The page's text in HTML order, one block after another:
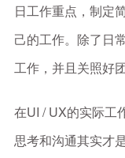
日工作重点，制定
己的工作。除了日
工作，并且关照好
在UI / UX的实际工
思考和沟通其实才